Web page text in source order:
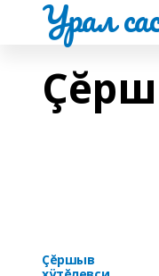
Урал
Çĕршыв